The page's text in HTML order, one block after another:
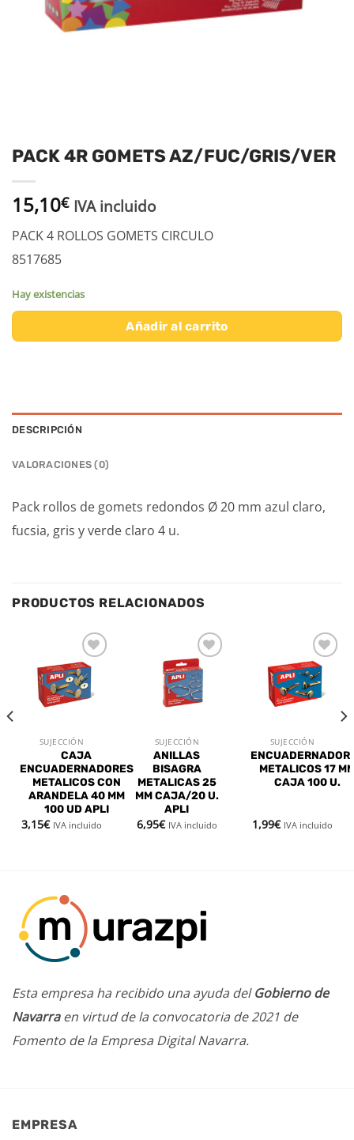
PACK 4R GOMETS AZ/FUC/GRIS/VER
15,10€ IVA incluido
PACK 4 ROLLOS GOMETS CIRCULO
8517685
Hay existencias
Añadir al carrito
DESCRIPCIÓN
VALORACIONES (0)
Pack rollos de gomets redondos Ø 20 mm azul claro,
fucsia, gris y verde claro 4 u.
PRODUCTOS RELACIONADOS
Añadir
a la
lista de
deseos
SUJECCIÓN
CAJA
ENCUADERNADORES
METALICOS CON
ARANDELA 40 MM
100 UD APLI
3,15€ IVA incluido
Añadir
a la
lista de
deseos
SUJECCIÓN
ANILLAS
BISAGRA
METALICAS 25
MM CAJA/20 U.
APLI
6,95€ IVA incluido
Añadir
a la
lista de
deseos
SUJECCIÓN
METALICOS 17
CAJA 100 U.
1,99€ IVA incluido
Esta empresa ha recibido una ayuda delGobierno de
Navarraen virtud de la convocatoria de 2021 de
Fomento de la Empresa Digital Navarra.
EMPRESA